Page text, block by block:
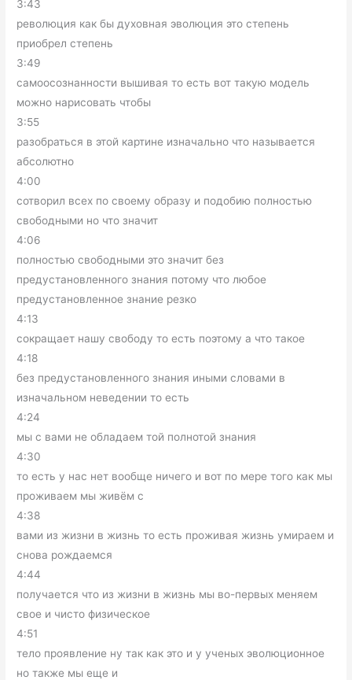
3:43
революция как бы духовная эволюция это степень
приобрел степень
3:49
самоосознанности вышивая то есть вот такую модель
можно нарисовать чтобы
3:55
разобраться в этой картине изначально что называется
абсолютно
4:00
сотворил всех по своему образу и подобию полностью
свободными но что значит
4:06
полностью свободными это значит без
предустановленного знания потому что любое
предустановленное знание резко
4:13
сокращает нашу свободу то есть поэтому а что такое
4:18
без предустановленного знания иными словами в
изначальном неведении то есть
4:24
мы с вами не обладаем той полнотой знания
4:30
то есть у нас нет вообще ничего и вот по мере того как мы
проживаем мы живём с
4:38
вами из жизни в жизнь то есть проживая жизнь умираем и
снова рождаемся
4:44
получается что из жизни в жизнь мы во-первых меняем
свое и чисто физическое
4:51
тело проявление ну так как это и у ученых эволюционное
но также мы еще и